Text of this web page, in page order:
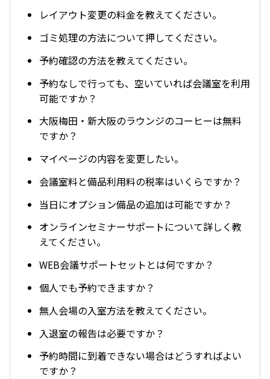
レイアウト変更の料金を教えてください。
ゴミ処理の方法について押してください。
予約確認の方法を教えてください。
予約なしで行っても、空いていれば会議室を利用
可能ですか？
大阪梅田・新大阪のラウンジのコーヒーは無料
ですか？
マイページの内容を変更したい。
会議室料と備品利用料の税率はいくらですか？
当日にオプション備品の追加は可能ですか？
オンラインセミナーサポートについて詳しく教
えてください。
WEB会議サポートセットとは何ですか？
個人でも予約できますか？
無人会場の入室方法を教えてください。
入退室の報告は必要ですか？
予約時間に到着できない場合はどうすればよい
ですか？